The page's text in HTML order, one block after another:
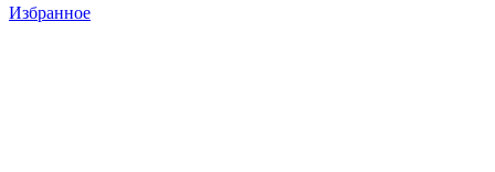
Избранное